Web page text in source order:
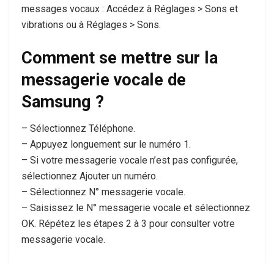
messages vocaux : Accédez à Réglages > Sons et
vibrations ou à Réglages > Sons.
Comment se mettre sur la
messagerie vocale de
Samsung ?
– Sélectionnez Téléphone.
– Appuyez longuement sur le numéro 1.
– Si votre messagerie vocale n’est pas configurée,
sélectionnez Ajouter un numéro.
– Sélectionnez N° messagerie vocale.
– Saisissez le N° messagerie vocale et sélectionnez
OK. Répétez les étapes 2 à 3 pour consulter votre
messagerie vocale.